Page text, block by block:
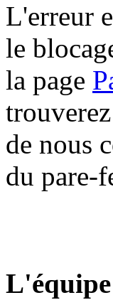
L'erreur
le
la page
de nous
du pare-